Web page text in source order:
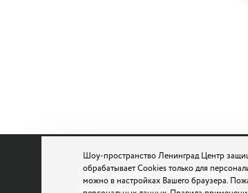
Шоу-пространство Ленинград Центр
обрабатывает Cookies только для
можно в настройках Вашего браузера.
Санкт-Петербург, Потемкинская, д.4,
Время работы кассы с 12:00 до 22:00